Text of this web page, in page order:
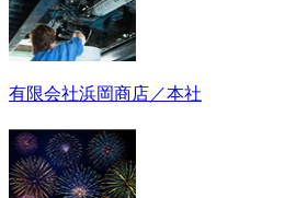
有限会社浜岡商店／本社